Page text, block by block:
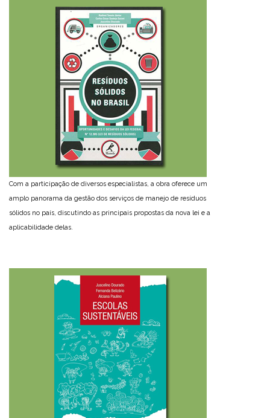
Com a participação de diversos especialistas, a obra oferece um
amplo panorama da gestão dos serviços de manejo de resíduos
sólidos no país, discutindo as principais propostas da nova lei e a
aplicabilidade delas.